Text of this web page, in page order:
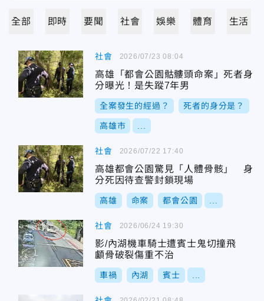
全部 即時 要聞 社會 娛樂 體育 生活
社會
高雄「都會公園骷髏頭命案」死者身
分曝光！是失蹤7年男
全案發生的經過？ 死者的身分是？
高雄市
2026/07/23 08:04
社會
高雄都會公園驚見「人體骨骸」 身
分死因待查警封鎖現場
高雄 命案 都會公園
2026/07/22 17:40
社會
影/內湖機車騎士遭賓士鬼切撞飛
顱骨破裂傷重不治
車禍 內湖 賓士
2026/06/24 19:30